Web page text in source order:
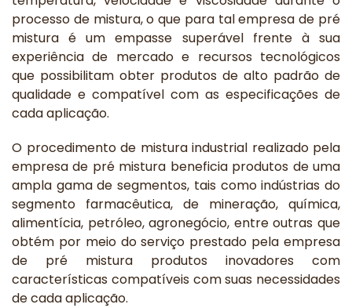
processo de mistura, o que para tal empresa de pré
mistura é um empasse superável frente à sua
experiência de mercado e recursos tecnológicos
que possibilitam obter produtos de alto padrão de
qualidade e compatível com as especificações de
cada aplicação.
O procedimento de mistura industrial realizado pela
empresa de pré mistura beneficia produtos de uma
ampla gama de segmentos, tais como indústrias do
segmento farmacêutica, de mineração, química,
alimentícia, petróleo, agronegócio, entre outras que
obtém por meio do serviço prestado pela empresa
de pré mistura produtos inovadores com
características compatíveis com suas necessidades
de cada aplicação.